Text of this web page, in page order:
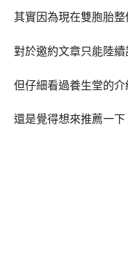
其實因為現在雙胞胎整
對於邀約文章只能陸續
但仔細看過養生堂的介
還是覺得想來推薦一下